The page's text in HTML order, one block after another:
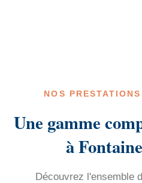
NOS
Une gamme
à
Découvrez l'ensemble